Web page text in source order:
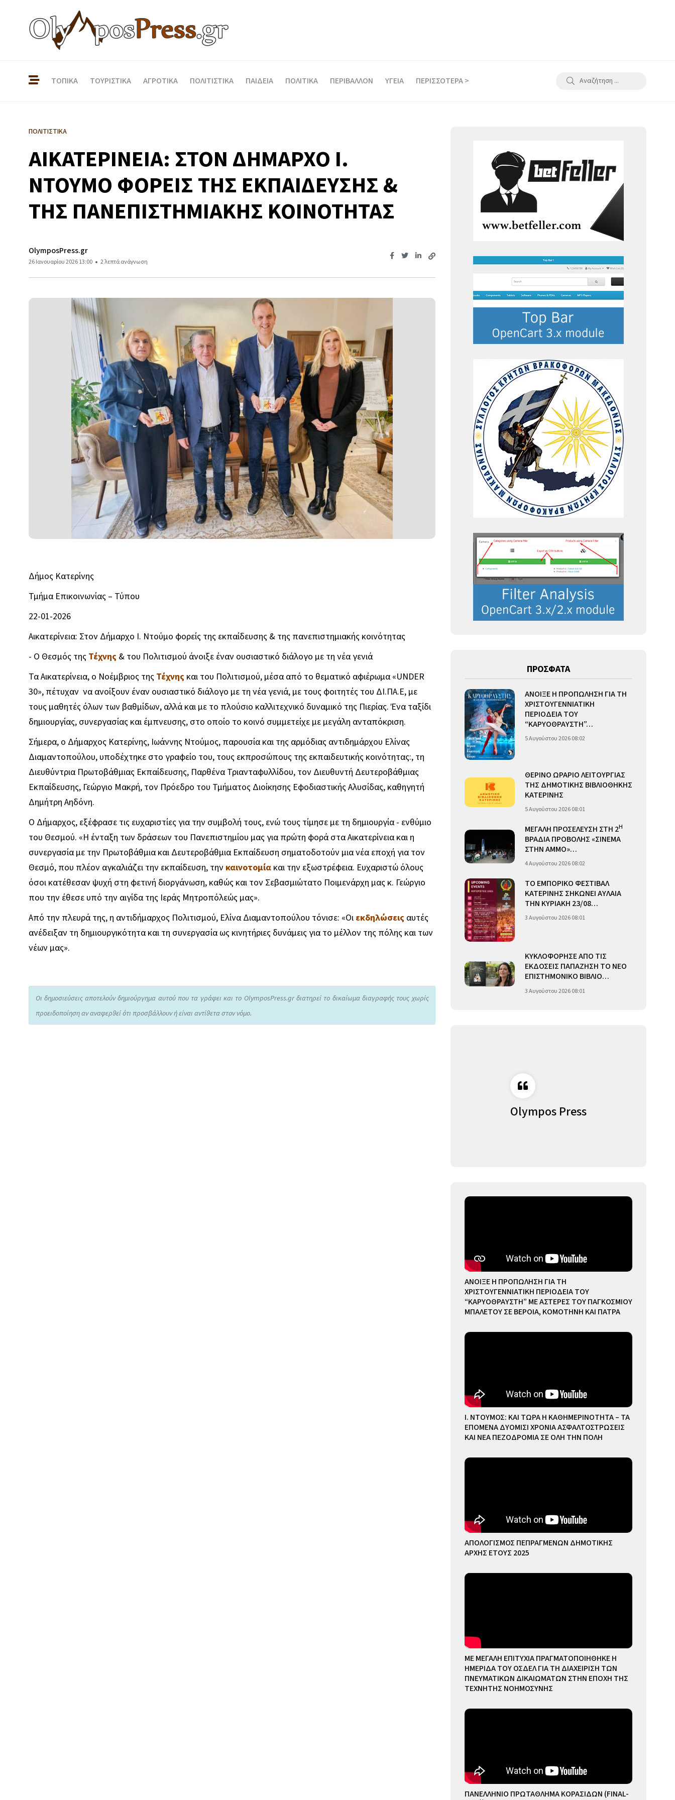
ΤΟΠΙΚΑ ΤΟΥΡΙΣΤΙΚΑ ΑΓΡΟΤΙΚΑ ΠΟΛΙΤΙΣΤΙΚΑ ΠΑΙΔΕΙΑ ΠΟΛΙΤΙΚΑ ΠΕΡΙΒΑΛΛΟΝ ΥΓΕΙΑ ΠΕΡΙΣΣΟΤΕΡΑ >
ΠΟΛΙΤΙΣΤΙΚΑ
ΑΙΚΑΤΕΡΙΝΕΙΑ: ΣΤΟΝ ΔΗΜΑΡΧΟ Ι.
ΝΤΟΥΜΟ ΦΟΡΕΙΣ ΤΗΣ ΕΚΠΑΙΔΕΥΣΗΣ &
ΤΗΣ ΠΑΝΕΠΙΣΤΗΜΙΑΚΗΣ ΚΟΙΝΟΤΗΤΑΣ
OlymposPress.gr
26 Ιανουαρίου 2026 13:00 2 λεπτά ανάγνωση
Δήμος Κατερίνης
Τμήμα Επικοινωνίας – Τύπου
22-01-2026
Αικατερίνεια: Στον Δήμαρχο Ι. Ντούμο φορείς της εκπαίδευσης & της πανεπιστημιακής κοινότητας
- Ο Θεσμός της Τέχνης & του Πολιτισμού άνοιξε έναν ουσιαστικό διάλογο με τη νέα γενιά
Τα Αικατερίνεια, ο Νοέμβριος της Τέχνης και του Πολιτισμού, μέσα από το θεματικό αφιέρωμα «UNDER
30», πέτυχαν να ανοίξουν έναν ουσιαστικό διάλογο με τη νέα γενιά, με τους φοιτητές του ΔΙ.ΠΑ.Ε, με
τους μαθητές όλων των βαθμίδων, αλλά και με το πλούσιο καλλιτεχνικό δυναμικό της Πιερίας. Ένα ταξίδι
δημιουργίας, συνεργασίας και έμπνευσης, στο οποίο το κοινό συμμετείχε με μεγάλη ανταπόκριση.
Σήμερα, ο Δήμαρχος Κατερίνης, Ιωάννης Ντούμος, παρουσία και της αρμόδιας αντιδημάρχου Ελίνας
Διαμαντοπούλου, υποδέχτηκε στο γραφείο του, τους εκπροσώπους της εκπαιδευτικής κοινότητας:, τη
Διευθύντρια Πρωτοβάθμιας Εκπαίδευσης, Παρθένα Τριανταφυλλίδου, τον Διευθυντή Δευτεροβάθμιας
Εκπαίδευσης, Γεώργιο Μακρή, τον Πρόεδρο του Τμήματος Διοίκησης Εφοδιαστικής Αλυσίδας, καθηγητή
Δημήτρη Αηδόνη.
Ο Δήμαρχος, εξέφρασε τις ευχαριστίες για την συμβολή τους, ενώ τους τίμησε με τη δημιουργία - ενθύμιο
του Θεσμού. «Η ένταξη των δράσεων του Πανεπιστημίου μας για πρώτη φορά στα Αικατερίνεια και η
συνεργασία με την Πρωτοβάθμια και Δευτεροβάθμια Εκπαίδευση σηματοδοτούν μια νέα εποχή για τον
Θεσμό, που πλέον αγκαλιάζει την εκπαίδευση, την καινοτομία και την εξωστρέφεια. Ευχαριστώ όλους
όσοι κατέθεσαν ψυχή στη φετινή διοργάνωση, καθώς και τον Σεβασμιώτατο Ποιμενάρχη μας κ. Γεώργιο
που την έθεσε υπό την αιγίδα της Ιεράς Μητροπόλεώς μας».
Από την πλευρά της, η αντιδήμαρχος Πολιτισμού, Ελίνα Διαμαντοπούλου τόνισε: «Οι εκδηλώσεις αυτές
ανέδειξαν τη δημιουργικότητα και τη συνεργασία ως κινητήριες δυνάμεις για το μέλλον της πόλης και των
νέων μας».
Οι δημοσιεύσεις αποτελούν δημιούργημα αυτού που τα γράφει και το OlymposPress.gr διατηρεί το δικαίωμα διαγραφής τους χωρίς
προειδοποίηση αν αναφερθεί ότι προσβάλλουν ή είναι αντίθετα στον νόμο.
ΠΡΟΣΦΑΤΑ
ΑΝΟΙΞΕ Η ΠΡΟΠΩΛΗΣΗ ΓΙΑ ΤΗ
ΧΡΙΣΤΟΥΓΕΝΝΙΑΤΙΚΗ
ΠΕΡΙΟΔΕΙΑ ΤΟΥ
“ΚΑΡΥΟΘΡΑΥΣΤΗ”…
5 Αυγούστου 2026 08:02
ΘΕΡΙΝΟ ΩΡΑΡΙΟ ΛΕΙΤΟΥΡΓΙΑΣ
ΤΗΣ ΔΗΜΟΤΙΚΗΣ ΒΙΒΛΙΟΘΗΚΗΣ
ΚΑΤΕΡΙΝΗΣ
5 Αυγούστου 2026 08:01
ΜΕΓΑΛΗ ΠΡΟΣΕΛΕΥΣΗ ΣΤΗ 2Η
ΒΡΑΔΙΑ ΠΡΟΒΟΛΗΣ «ΣΙΝΕΜΑ
ΣΤΗΝ ΑΜΜΟ»…
4 Αυγούστου 2026 08:02
ΤΟ ΕΜΠΟΡΙΚΟ ΦΕΣΤΙΒΑΛ
ΚΑΤΕΡΙΝΗΣ ΣΗΚΩΝΕΙ ΑΥΛΑΙΑ
ΤΗΝ ΚΥΡΙΑΚΗ 23/08…
3 Αυγούστου 2026 08:01
ΚΥΚΛΟΦΟΡΗΣΕ ΑΠΟ ΤΙΣ
ΕΚΔΟΣΕΙΣ ΠΑΠΑΖΗΣΗ ΤΟ ΝΕΟ
ΕΠΙΣΤΗΜΟΝΙΚΟ ΒΙΒΛΙΟ…
3 Αυγούστου 2026 08:01
Olympos Press
ΑΝΟΙΞΕ Η ΠΡΟΠΩΛΗΣΗ ΓΙΑ ΤΗ
ΧΡΙΣΤΟΥΓΕΝΝΙΑΤΙΚΗ ΠΕΡΙΟΔΕΙΑ ΤΟΥ
“ΚΑΡΥΟΘΡΑΥΣΤΗ” ΜΕ ΑΣΤΕΡΕΣ ΤΟΥ ΠΑΓΚΟΣΜΙΟΥ
ΜΠΑΛΕΤΟΥ ΣΕ ΒΕΡΟΙΑ, ΚΟΜΟΤΗΝΗ ΚΑΙ ΠΑΤΡΑ
Ι. ΝΤΟΥΜΟΣ: ΚΑΙ ΤΩΡΑ Η ΚΑΘΗΜΕΡΙΝΟΤΗΤΑ – ΤΑ
ΕΠΟΜΕΝΑ ΔΥΟΜΙΣΙ ΧΡΟΝΙΑ ΑΣΦΑΛΤΟΣΤΡΩΣΕΙΣ
ΚΑΙ ΝΕΑ ΠΕΖΟΔΡΟΜΙΑ ΣΕ ΟΛΗ ΤΗΝ ΠΟΛΗ
ΑΠΟΛΟΓΙΣΜΟΣ ΠΕΠΡΑΓΜΕΝΩΝ ΔΗΜΟΤΙΚΗΣ
ΑΡΧΗΣ ΕΤΟΥΣ 2025
ΜΕ ΜΕΓΑΛΗ ΕΠΙΤΥΧΙΑ ΠΡΑΓΜΑΤΟΠΟΙΗΘΗΚΕ Η
ΗΜΕΡΙΔΑ ΤΟΥ ΟΣΔΕΛ ΓΙΑ ΤΗ ΔΙΑΧΕΙΡΙΣΗ ΤΩΝ
ΠΝΕΥΜΑΤΙΚΩΝ ΔΙΚΑΙΩΜΑΤΩΝ ΣΤΗΝ ΕΠΟΧΗ ΤΗΣ
ΤΕΧΝΗΤΗΣ ΝΟΗΜΟΣΥΝΗΣ
ΠΑΝΕΛΛΗΝΙΟ ΠΡΩΤΑΘΛΗΜΑ ΚΟΡΑΣΙΔΩΝ (FINAL-